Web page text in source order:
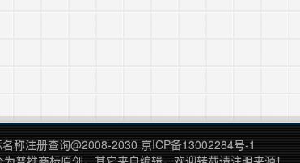
称注册查询@2008-2030 京ICP备13002284号-1